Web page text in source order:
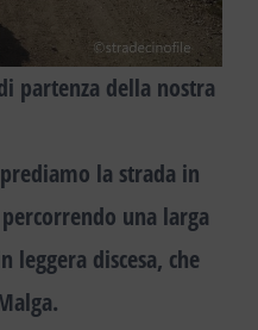
partenza della nostra
prediamo la strada in
percorrendo una larga
discesa, che